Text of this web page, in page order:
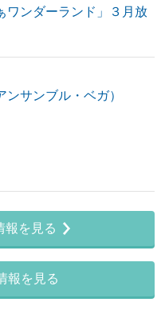
ワンダーランド」３月放
ンサンブル・ベガ）
報を見る
報を見る